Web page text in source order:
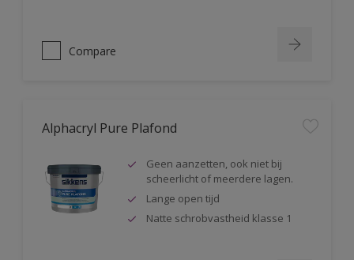
Compare
Alphacryl Pure Plafond
Geen aanzetten, ook niet bij
scheerlicht of meerdere lagen.
Lange open tijd
Natte schrobvastheid klasse 1